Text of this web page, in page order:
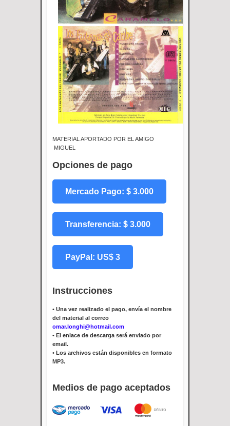
MATERIAL APORTADO POR EL AMIGO
MIGUEL
Opciones de pago
Mercado Pago: $ 3.000
Transferencia: $ 3.000
PayPal: US$ 3
Instrucciones
• Una vez realizado el pago, envía el nombre
del material al correo
omar.longhi@hotmail.com
• El enlace de descarga será enviado por
email.
• Los archivos están disponibles en formato
MP3.
Medios de pago aceptados